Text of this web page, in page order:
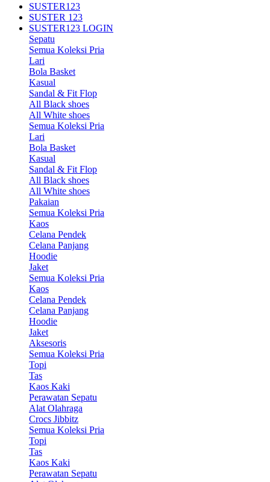
SUSTER123
SUSTER 123
SUSTER123 LOGIN
Sepatu
Semua Koleksi Pria
Lari
Bola Basket
Kasual
Sandal & Fit Flop
All Black shoes
All White shoes
Semua Koleksi Pria
Lari
Bola Basket
Kasual
Sandal & Fit Flop
All Black shoes
All White shoes
Pakaian
Semua Koleksi Pria
Kaos
Celana Pendek
Celana Panjang
Hoodie
Jaket
Semua Koleksi Pria
Kaos
Celana Pendek
Celana Panjang
Hoodie
Jaket
Aksesoris
Semua Koleksi Pria
Topi
Tas
Kaos Kaki
Perawatan Sepatu
Alat Olahraga
Crocs Jibbitz
Semua Koleksi Pria
Topi
Tas
Kaos Kaki
Perawatan Sepatu